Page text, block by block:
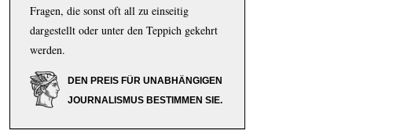
Fragen, die sonst oft all zu einseitig
dargestellt oder unter den Teppich gekehrt
werden.
DEN PREIS FÜR UNABHÄNGIGEN
JOURNALISMUS BESTIMMEN SIE.